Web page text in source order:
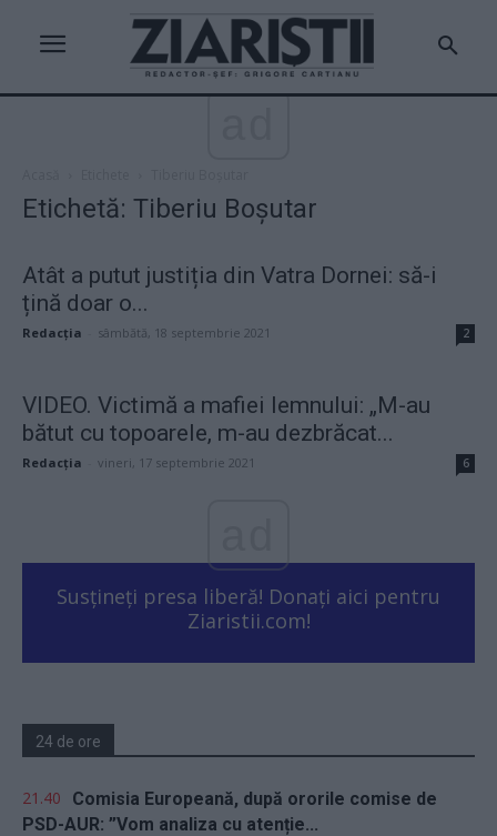
Etichetă: Tiberiu Boșutar
Atât a putut justiția din Vatra Dornei: să-i
țină doar o...
Redacţia sâmbătă, 18 septembrie 2021 2
VIDEO. Victimă a mafiei lemnului: „M-au
bătut cu topoarele, m-au dezbrăcat...
Redacţia vineri, 17 septembrie 2021 6
Susțineți presa liberă! Donați aici pentru
Ziaristii.com!
24 de ore
21.40
Comisia Europeană, după ororile comise de
PSD-AUR: ”Vom analiza cu atenție...